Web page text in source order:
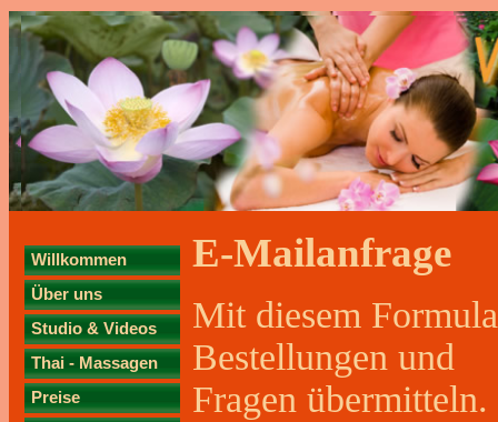
Willkommen
Über uns
Studio & Videos
Thai - Massagen
Preise
E-Mailanfrage
Mit diesem
Bestellungen und
Fragen übermitteln.